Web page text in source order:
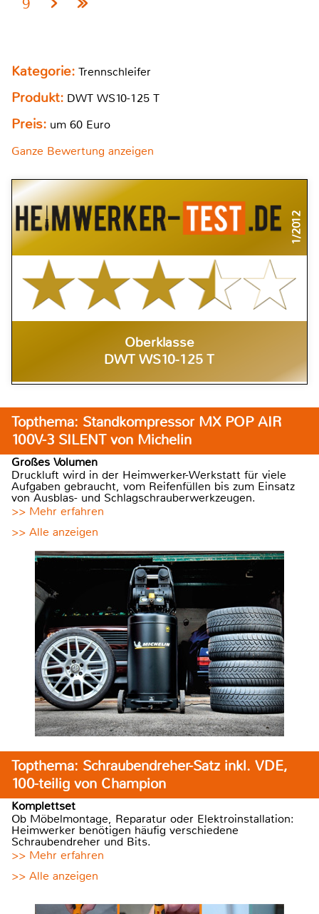
9
Kategorie: Trennschleifer
Produkt: DWT WS10-125 T
Preis: um 60 Euro
Ganze Bewertung anzeigen
1/2012
Oberklasse
DWT WS10-125 T
Topthema: Standkompressor MX POP AIR
100V-3 SILENT von Michelin
Großes Volumen
Druckluft wird in der Heimwerker-Werkstatt für viele
Aufgaben gebraucht, vom Reifenfüllen bis zum Einsatz
von Ausblas- und Schlagschrauberwerkzeugen.
>> Mehr erfahren
>> Alle anzeigen
Topthema: Schraubendreher-Satz inkl. VDE,
100-teilig von Champion
Komplettset
Ob Möbelmontage, Reparatur oder Elektroinstallation:
Heimwerker benötigen häufig verschiedene
Schraubendreher und Bits.
>> Mehr erfahren
>> Alle anzeigen